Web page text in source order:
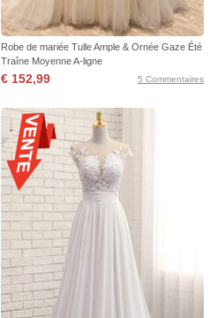
Robe de mariée Tulle Ample & Ornée Gaze Été
Traîne Moyenne A-ligne
€ 152,99 5 Commentaires